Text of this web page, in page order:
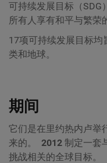
可持续发展目标（SDG
所有人享有和平与繁荣
17项可持续发展目标均
类和地球。
期间
它们是在里约热内卢举
来的。 2012 制定一套
挑战相关的全球目标。